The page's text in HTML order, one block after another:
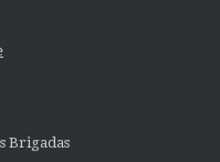
Brigadas